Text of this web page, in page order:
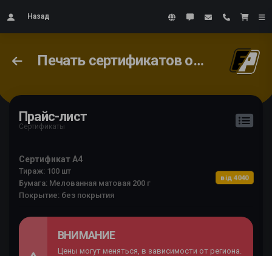
Назад
Печать сертификатов онлайн
Прайс-лист
Сертификаты
Сертификат А4
Тираж: 100 шт
Бумага: Мелованная матовая 200 г
Покрытие: без покрытия
від 4040
ВНИМАНИЕ
Цены могут меняться, в зависимости от региона.